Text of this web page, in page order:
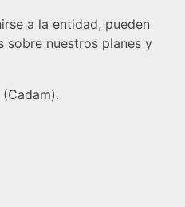
a la entidad, pueden
sobre nuestros planes y